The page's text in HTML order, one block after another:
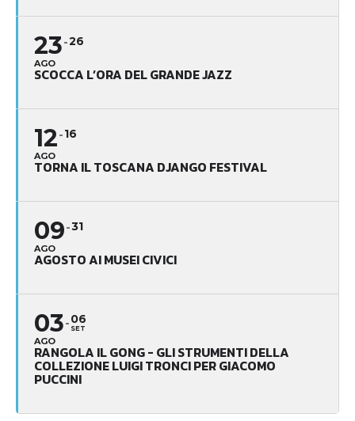
23
AGO
26
SCOCCA L’ORA DEL GRANDE JAZZ
12
AGO
16
TORNA IL TOSCANA DJANGO FESTIVAL
09
AGO
31
AGOSTO AI MUSEI CIVICI
03
AGO
06
SET
RANGOLA IL GONG - GLI STRUMENTI DELLA
COLLEZIONE LUIGI TRONCI PER GIACOMO
PUCCINI